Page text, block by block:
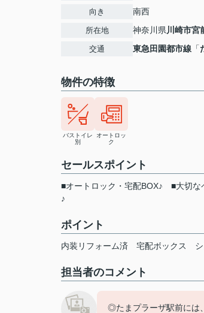
向き 南西
所在地 神奈川県川崎市宮
交通 東急田園都市線 「
物件の特徴
バストイレ
別
オートロッ
ク
セールスポイント
■オートロック・宅配BOX♪ ■大切
♪
ポイント
内装リフォーム済 宅配ボックス
担当者のコメント
◎たまプラーザ駅前には